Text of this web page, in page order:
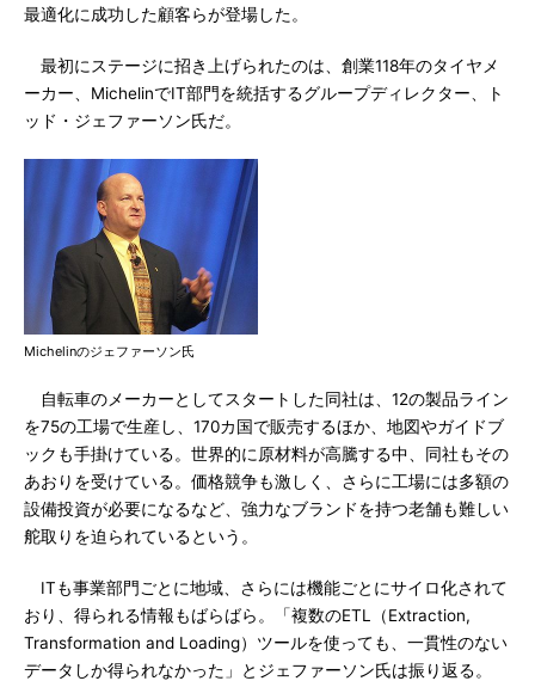
最適化に成功した顧客らが登場した。
最初にステージに招き上げられたのは、創業118年のタイヤメ
ーカー、MichelinでIT部門を統括するグループディレクター、ト
ッド・ジェファーソン氏だ。
Michelinのジェファーソン氏
自転車のメーカーとしてスタートした同社は、12の製品ライン
を75の工場で生産し、170カ国で販売するほか、地図やガイドブ
ックも手掛けている。世界的に原材料が高騰する中、同社もその
あおりを受けている。価格競争も激しく、さらに工場には多額の
設備投資が必要になるなど、強力なブランドを持つ老舗も難しい
舵取りを迫られているという。
ITも事業部門ごとに地域、さらには機能ごとにサイロ化されて
おり、得られる情報もばらばら。「複数のETL（Extraction,
Transformation and Loading）ツールを使っても、一貫性のない
データしか得られなかった」とジェファーソン氏は振り返る。